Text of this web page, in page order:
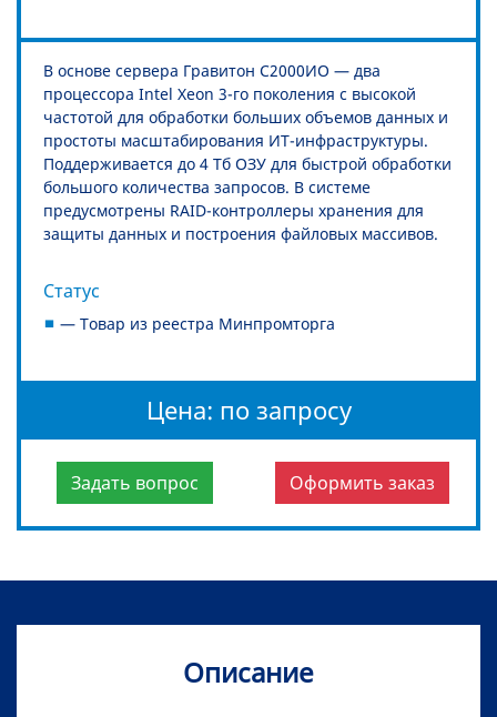
В основе сервера Гравитон С2000ИО — два
процессора Intel Xeon 3-го поколения с высокой
частотой для обработки больших объемов данных и
простоты масштабирования ИТ-инфраструктуры.
Поддерживается до 4 Тб ОЗУ для быстрой обработки
большого количества запросов. В системе
предусмотрены RAID-контроллеры хранения для
защиты данных и построения файловых массивов.
Статус
— Товар из реестра Минпромторга
Цена: по запросу
Задать вопрос Оформить заказ
Описание